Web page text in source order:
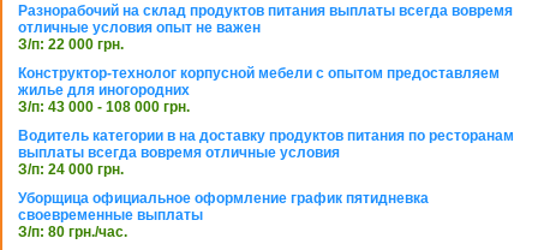
Разнорабочий на склад продуктов питания выплаты всегда вовремя
отличные условия опыт не важен
З/п: 22 000 грн.
Конструктор-технолог корпусной мебели с опытом предоставляем
жилье для иногородних
З/п: 43 000 - 108 000 грн.
Водитель категории в на доставку продуктов питания по ресторанам
выплаты всегда вовремя отличные условия
З/п: 24 000 грн.
Уборщица официальное оформление график пятидневка
своевременные выплаты
З/п: 80 грн./час.